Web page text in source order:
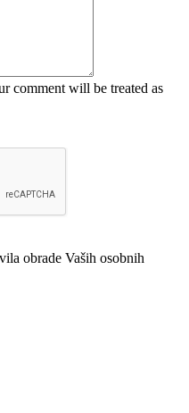
comment will be treated as
obrade Vaših osobnih